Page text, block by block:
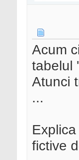
Acum
tabelul
Atunci
...
fictive